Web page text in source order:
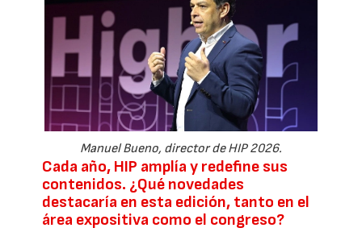
Manuel Bueno, director de HIP 2026.
Cada año, HIP amplía y redefine sus
contenidos. ¿Qué novedades
destacaría en esta edición, tanto en el
área expositiva como el congreso?